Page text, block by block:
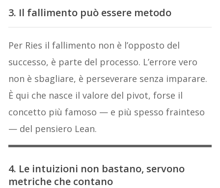
3. Il fallimento può essere metodo
Per Ries il fallimento non è l’opposto del
successo, è parte del processo. L’errore vero
non è sbagliare, è perseverare senza imparare.
È qui che nasce il valore del pivot, forse il
concetto più famoso — e più spesso frainteso
— del pensiero Lean.
4. Le intuizioni non bastano, servono
metriche che contano